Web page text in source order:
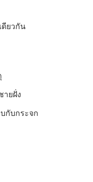
ดียวกัน
ยฝั่ง
กับกระจก